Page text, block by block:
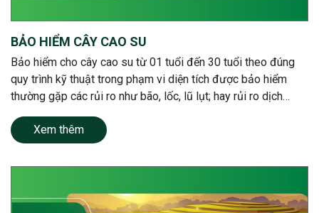
BẢO HIỂM CÂY CAO SU
Bảo hiểm cho cây cao su từ 01 tuổi đến 30 tuổi theo đúng
quy trình kỹ thuật trong phạm vi diện tích được bảo hiểm
thường gặp các rủi ro như bão, lốc, lũ lụt; hay rủi ro dịch
bệnh, héo đen đầu lá, bệnh nứt vỏ, bệnh nấm hồng, thối rễ,…
Xem thêm